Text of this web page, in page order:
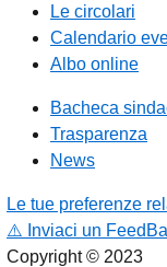
Le circolari
Calendario
Albo online
Bacheca
Trasparenza
News
Le tue preferenze
⚠️ Inviaci un
Copyright © 2023